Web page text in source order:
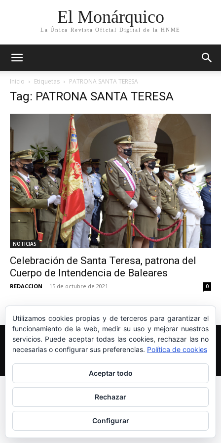
El Monárquico
La Única Revista Oficial Digital de la HNME
Inicio Etiquetas PATRONA SANTA TERESA
Tag: PATRONA SANTA TERESA
NOTICIAS
Celebración de Santa Teresa, patrona del
Cuerpo de Intendencia de Baleares
REDACCION - 15 de octubre de 2021 0
Edición y Redacción Aviso legal
Política de cookies
Más información sobre las cookies
© Newspaper WordPress Theme by TagDiv
Utilizamos cookies propias y de terceros para garantizar el
funcionamiento de la web, medir su uso y mejorar nuestros
servicios. Puede aceptar todas las cookies, rechazar las no
necesarias o configurar sus preferencias. Política de cookies
Aceptar todo
Rechazar
Configurar